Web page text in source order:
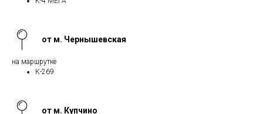
от м. Чернышевская
на маршрутке
К-269
от м. Купчино